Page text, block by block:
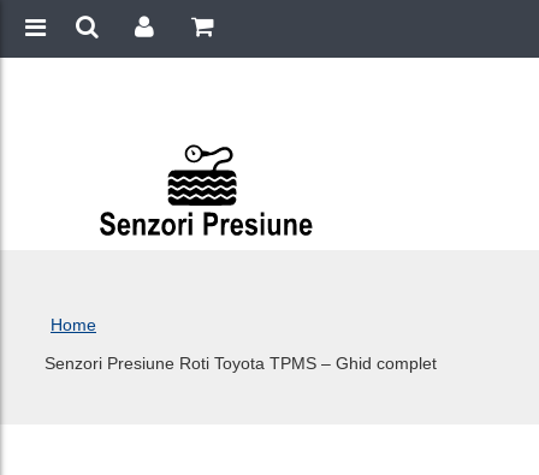
Home
Senzori Presiune Roti Toyota TPMS – Ghid complet